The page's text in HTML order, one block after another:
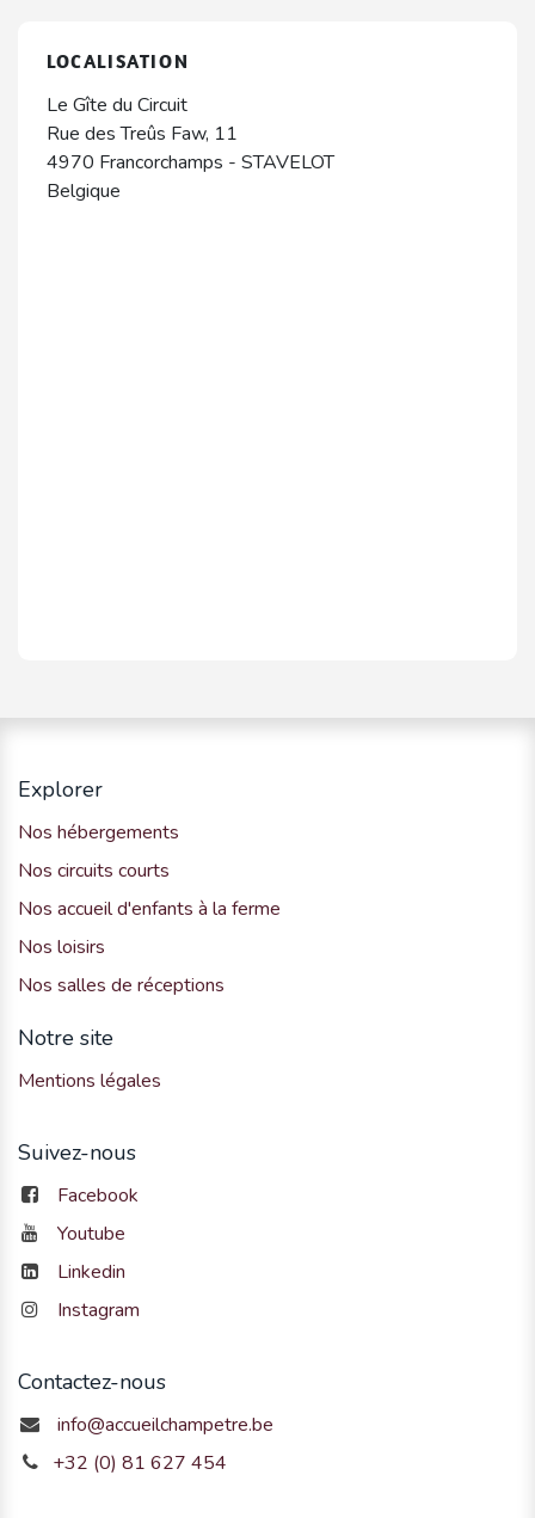
LOCALISATION
Le Gîte du Circuit
Rue des Treûs Faw, 11
4970 Francorchamps - STAVELOT
Belgique
Explorer
Nos hébergements
Nos circuits courts
Nos accueil d'enfants à la ferme
Nos loisirs
Nos salles de réceptions
Notre site
Mentions légales
Suivez-nous
Facebook
Youtube
Linkedin
Instagram
Contactez-nous
info@accueilchampetre.be
+32 (0) 81 627 454